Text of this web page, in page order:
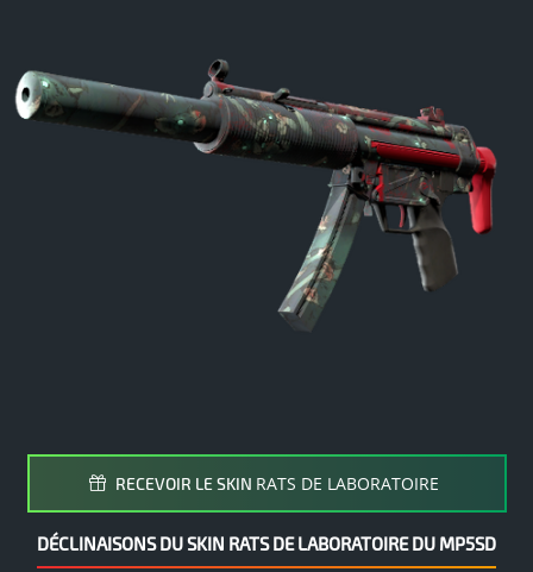
RECEVOIR LE SKIN RATS DE LABORATOIRE
DÉCLINAISONS DU SKIN RATS DE LABORATOIRE DU MP5SD